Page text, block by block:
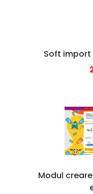
Soft import
Modul